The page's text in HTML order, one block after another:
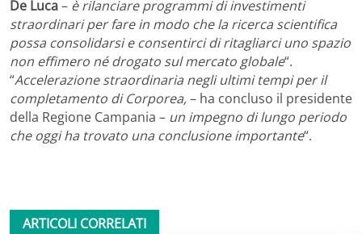
De Luca– è rilanciare programmi di investimenti
straordinari per fare in modo che la ricerca scientifica
possa consolidarsi e consentirci di ritagliarci uno spazio
non effimero né drogato sul mercato globale“.
“Accelerazione straordinaria negli ultimi tempi per il
completamento di Corporea,– ha concluso il presidente
della Regione Campania – un impegno di lungo periodo
che oggi ha trovato una conclusione importante“.
ARTICOLI CORRELATI